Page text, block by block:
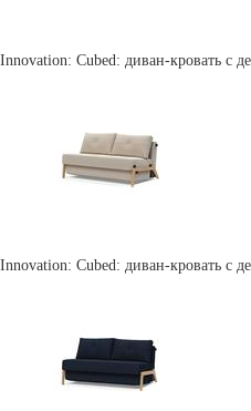
Innovation: Cubed: диван-кровать с
Innovation: Cubed: диван-кровать с